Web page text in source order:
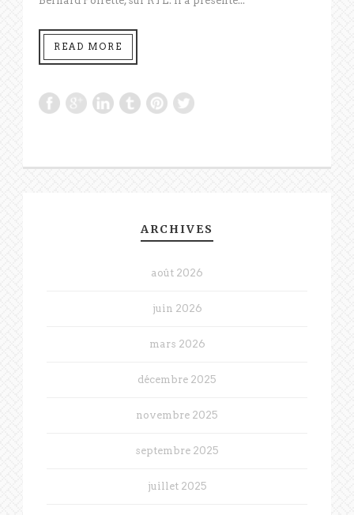
READ MORE
ARCHIVES
août 2026
juin 2026
mars 2026
décembre 2025
novembre 2025
septembre 2025
juillet 2025